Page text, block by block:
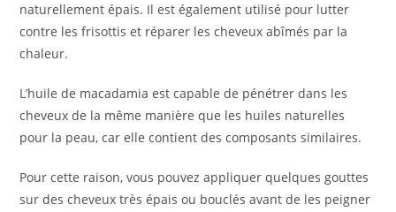
naturellement épais. Il est également utilisé pour lutter
contre les frisottis et réparer les cheveux abîmés par la
chaleur.
L’huile de macadamia est capable de pénétrer dans les
cheveux de la même manière que les huiles naturelles
pour la peau, car elle contient des composants similaires.
Pour cette raison, vous pouvez appliquer quelques gouttes
sur des cheveux très épais ou bouclés avant de les peigner